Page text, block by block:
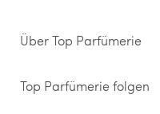
Über Top Parfümerie
Storefinder
Kontakt
Top Parfümerie folgen